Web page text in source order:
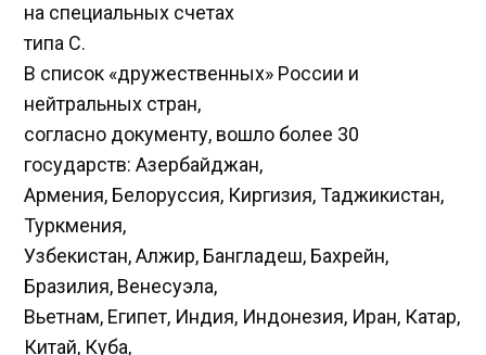
на специальных счетах
типа С.
В список «дружественных» России и
нейтральных стран,
согласно документу, вошло более 30
государств: Азербайджан,
Армения, Белоруссия, Киргизия, Таджикистан,
Туркмения,
Узбекистан, Алжир, Бангладеш, Бахрейн,
Бразилия, Венесуэла,
Вьетнам, Египет, Индия, Индонезия, Иран, Катар,
Китай, Куба,